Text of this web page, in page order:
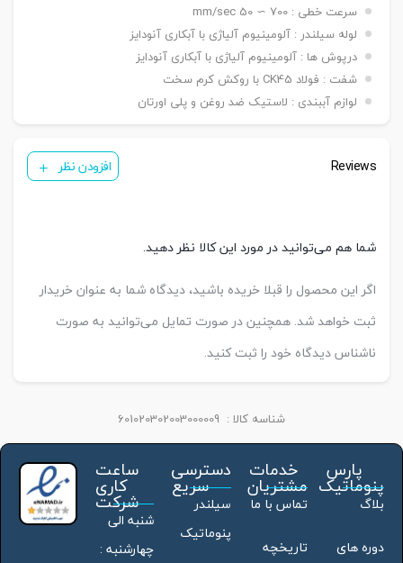
بست
قابل
نصب
بست لولایی دوطرفه عقب CAB / بست لولایی سکودار عقب CAS
( ø ۳۲ & ۴۰ mm ) KT05/PH1
( ø ۵۰ & ۱۰۰ mm ) KT09R
سرعت خطی : 700 ∼ 50 mm/sec
لوله سیلندر : آلومینیوم آلیاژی با آبکاری آنودایز
درپوش ها : آلومینیوم آلیاژی با آبکاری آنودایز
شفت : فولاد CK45 با روکش کرم سخت
لوازم آببندی : لاستیک ضد روغن و پلی اورتان
Reviews افزودن نظر
شما هم می‌توانید در مورد این کالا نظر دهید.
اگر این محصول را قبلا خریده باشید، دیدگاه شما به عنوان خریدار
ثبت خواهد شد. همچنین در صورت تمایل می‌توانید به صورت
ناشناس دیدگاه خود را ثبت کنید.
شناسه کالا : 601020302003000009
پارس
پنوماتیک
بلاگ
دوره های
خدمات
مشتریان
تماس با ما
تاریخچه
دسترسی
سریع
سیلندر
پنوماتیک
ساعت
کاری
شرکت
شنبه الی
چهارشنبه :